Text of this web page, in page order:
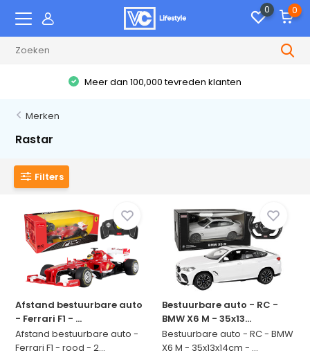
0 0
Meer dan 100,000 tevreden klanten
Merken
Rastar
Filters
Afstand bestuurbare auto
- Ferrari F1 - ...
Afstand bestuurbare auto -
Ferrari F1 - rood - 2...
Bestuurbare auto - RC -
BMW X6 M - 35x13...
Bestuurbare auto - RC - BMW
X6 M - 35x13x14cm - ...